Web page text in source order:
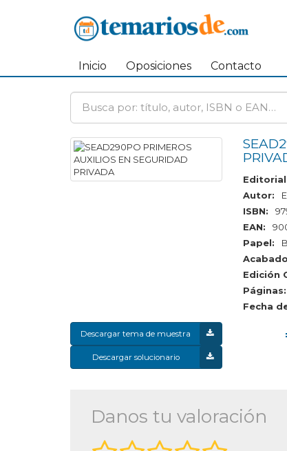
Inicio Oposiciones Contacto
Autor:
ISBN:
EAN:
Papel:
Edición
Páginas:
Fecha
Descargar tema de muestra
Descargar solucionario
Danos tu valoración